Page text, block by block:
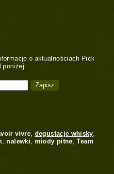
o aktualnościach Pick
poniżej:
vivre, degustacje whisky,
,nalewki, miody pitne,Team